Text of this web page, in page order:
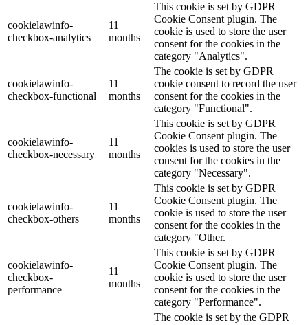
cookielawinfo-
checkbox-analytics
11
months
This cookie is set by GDPR
Cookie Consent plugin. The
cookie is used to store the user
consent for the cookies in the
category "Analytics".
cookielawinfo-
checkbox-functional
11
months
The cookie is set by GDPR
cookie consent to record the user
consent for the cookies in the
category "Functional".
cookielawinfo-
checkbox-necessary
11
months
This cookie is set by GDPR
Cookie Consent plugin. The
cookies is used to store the user
consent for the cookies in the
category "Necessary".
cookielawinfo-
checkbox-others
11
months
This cookie is set by GDPR
Cookie Consent plugin. The
cookie is used to store the user
consent for the cookies in the
category "Other.
cookielawinfo-
checkbox-
performance
11
months
This cookie is set by GDPR
Cookie Consent plugin. The
cookie is used to store the user
consent for the cookies in the
category "Performance".
The cookie is set by the GDPR